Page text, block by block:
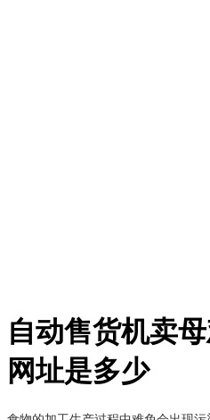
自动售货机卖
网址是多少